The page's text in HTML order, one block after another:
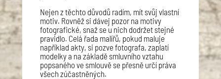
Nejen z těchto důvodů radím, mít svůj vlastní
motiv. Rovněž si dávej pozor na motivy
fotografické, snaž se u nich dodržet stejné
pravidlo. Celá řada malířů, pokud maluje
například akty, si pozve fotografa, zaplatí
modelky a na základě smluvního vztahu
popsaného ve smlouvě se přesně určí práva
všech zúčastněných.